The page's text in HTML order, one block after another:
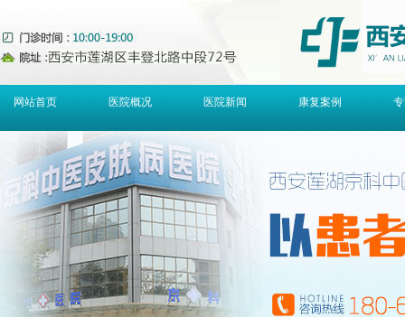
网站首页 医院概况 医院新闻 康复案例